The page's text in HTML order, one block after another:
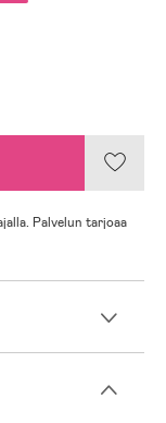
Palvelun tarjoaa